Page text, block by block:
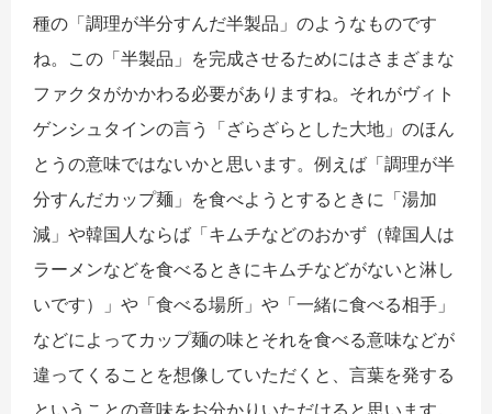
種の「調理が半分すんだ半製品」のようなものです
ね。この「半製品」を完成させるためにはさまざまな
ファクタがかかわる必要がありますね。それがヴィト
ゲンシュタインの言う「ざらざらとした大地」のほん
とうの意味ではないかと思います。例えば「調理が半
分すんだカップ麺」を食べようとするときに「湯加
減」や韓国人ならば「キムチなどのおかず（韓国人は
ラーメンなどを食べるときにキムチなどがないと淋し
いです）」や「食べる場所」や「一緒に食べる相手」
などによってカップ麺の味とそれを食べる意味などが
違ってくることを想像していただくと、言葉を発する
ということの意味をお分かりいただけると思います。